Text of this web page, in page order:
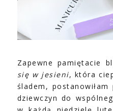
Zapewne pamiętacie
się w jesieni, która
śladem,
dziewczyn do